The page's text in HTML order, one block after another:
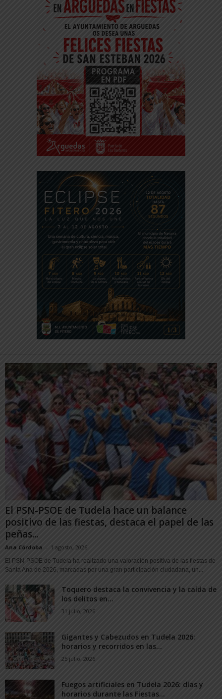
El PSN-PSOE de Tudela hace un balance
positivo de las fiestas, destaca el papel de las
peñas...
Ana Córdoba - 1 agosto, 2026
El PSN-PSOE de Tudela ha realizado una valoración positiva de las fiestas de
Santa Ana de 2026, marcadas por una gran participación ciudadana, un...
Toquero destaca la convivencia y la caída de
los delitos en...
31 julio, 2026
Gigantes y Cabezudos en Tudela 2026:
horarios y recorridos en las...
25 julio, 2026
Fuegos artificiales en Tudela 2026: días y
horarios durante las Fiestas...